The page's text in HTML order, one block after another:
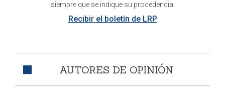
siempre que se indique su procedencia.
Recibir el boletín de LRP
AUTORES DE OPINIÓN